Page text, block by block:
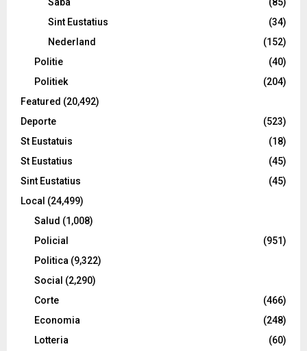
Sint Eustatius
(34)
Nederland
(152)
Politie
(40)
Politiek
(204)
Featured (20,492)
Deporte
(523)
St Eustatuis
(18)
St Eustatius
(45)
Sint Eustatius
(45)
Local (24,499)
Salud (1,008)
Policial
(951)
Politica (9,322)
Social (2,290)
Corte
(466)
Economia
(248)
Lotteria
(60)